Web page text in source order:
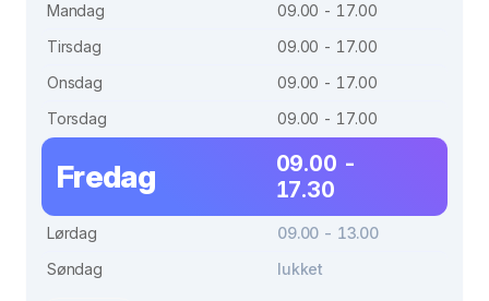
Mandag
09.00 - 17.00
Tirsdag
09.00 - 17.00
Onsdag
09.00 - 17.00
Torsdag
09.00 - 17.00
Fredag
09.00 -
17.30
Lørdag
09.00 - 13.00
Søndag
lukket